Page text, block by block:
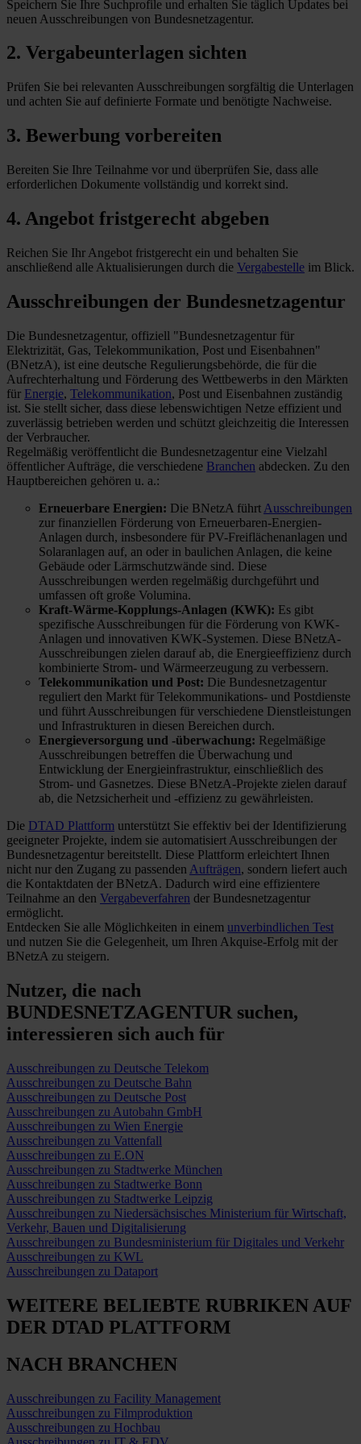
Speichern Sie Ihre Suchprofile und erhalten Sie täglich Updates bei
neuen Ausschreibungen von Bundesnetzagentur.
2. Vergabeunterlagen sichten
Prüfen Sie bei relevanten Ausschreibungen sorgfältig die Unterlagen
und achten Sie auf definierte Formate und benötigte Nachweise.
3. Bewerbung vorbereiten
Bereiten Sie Ihre Teilnahme vor und überprüfen Sie, dass alle
erforderlichen Dokumente vollständig und korrekt sind.
4. Angebot fristgerecht abgeben
Reichen Sie Ihr Angebot fristgerecht ein und behalten Sie
anschließend alle Aktualisierungen durch die Vergabestelle im Blick.
Ausschreibungen der Bundesnetzagentur
Die Bundesnetzagentur, offiziell "Bundesnetzagentur für
Elektrizität, Gas, Telekommunikation, Post und Eisenbahnen"
(BNetzA), ist eine deutsche Regulierungsbehörde, die für die
Aufrechterhaltung und Förderung des Wettbewerbs in den Märkten
für Energie, Telekommunikation, Post und Eisenbahnen zuständig
ist. Sie stellt sicher, dass diese lebenswichtigen Netze effizient und
zuverlässig betrieben werden und schützt gleichzeitig die Interessen
der Verbraucher.
Regelmäßig veröffentlicht die Bundesnetzagentur eine Vielzahl
öffentlicher Aufträge, die verschiedene Branchen abdecken. Zu den
Hauptbereichen gehören u. a.:
Erneuerbare Energien: Die BNetzA führt Ausschreibungen
zur finanziellen Förderung von Erneuerbaren-Energien-
Anlagen durch, insbesondere für PV-Freiflächenanlagen und
Solaranlagen auf, an oder in baulichen Anlagen, die keine
Gebäude oder Lärmschutzwände sind. Diese
Ausschreibungen werden regelmäßig durchgeführt und
umfassen oft große Volumina​.
Kraft-Wärme-Kopplungs-Anlagen (KWK): Es gibt
spezifische Ausschreibungen für die Förderung von KWK-
Anlagen und innovativen KWK-Systemen. Diese BNetzA-
Ausschreibungen zielen darauf ab, die Energieeffizienz durch
kombinierte Strom- und Wärmeerzeugung zu verbessern​.
Telekommunikation und Post: Die Bundesnetzagentur
reguliert den Markt für Telekommunikations- und Postdienste
und führt Ausschreibungen für verschiedene Dienstleistungen
und Infrastrukturen in diesen Bereichen durch​​.
Energieversorgung und -überwachung: Regelmäßige
Ausschreibungen betreffen die Überwachung und
Entwicklung der Energieinfrastruktur, einschließlich des
Strom- und Gasnetzes. Diese BNetzA-Projekte zielen darauf
ab, die Netzsicherheit und -effizienz zu gewährleisten​.
Die DTAD Plattform unterstützt Sie effektiv bei der Identifizierung
geeigneter Projekte, indem sie automatisiert Ausschreibungen der
Bundesnetzagentur bereitstellt. Diese Plattform erleichtert Ihnen
nicht nur den Zugang zu passenden Aufträgen, sondern liefert auch
die Kontaktdaten der BNetzA. Dadurch wird eine effizientere
Teilnahme an den Vergabeverfahren der Bundesnetzagentur
ermöglicht.
Entdecken Sie alle Möglichkeiten in einem unverbindlichen Test
und nutzen Sie die Gelegenheit, um Ihren Akquise-Erfolg mit der
BNetzA zu steigern.
Nutzer, die nach
BUNDESNETZAGENTUR suchen,
interessieren sich auch für
Ausschreibungen zu Deutsche Telekom
Ausschreibungen zu Deutsche Bahn
Ausschreibungen zu Deutsche Post
Ausschreibungen zu Autobahn GmbH
Ausschreibungen zu Wien Energie
Ausschreibungen zu Vattenfall
Ausschreibungen zu E.ON
Ausschreibungen zu Stadtwerke München
Ausschreibungen zu Stadtwerke Bonn
Ausschreibungen zu Stadtwerke Leipzig
Ausschreibungen zu Niedersächsisches Ministerium für Wirtschaft,
Verkehr, Bauen und Digitalisierung
Ausschreibungen zu Bundesministerium für Digitales und Verkehr
Ausschreibungen zu KWL
Ausschreibungen zu Dataport
WEITERE BELIEBTE RUBRIKEN AUF
DER DTAD PLATTFORM
NACH BRANCHEN
Ausschreibungen zu Facility Management
Ausschreibungen zu Filmproduktion
Ausschreibungen zu Hochbau